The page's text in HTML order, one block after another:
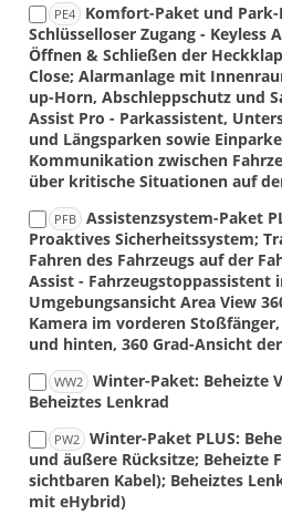
PE4
Komfort-Paket und Park-
Schlüsselloser Zugang - Keyless
Öffnen & Schließen der
Close; Alarmanlage mit
up-Horn, Abschleppschutz und
Assist Pro - Parkassistent,
und Längsparken sowie
Kommunikation zwischen
über kritische Situationen auf
PFB Assistenzsystem-Paket
Proaktives Sicherheitssystem;
Fahren des Fahrzeugs auf der
Assist - Fahrzeugstoppassistent
Umgebungsansicht Area View
Kamera im vorderen
und hinten, 360 Grad-Ansicht
WW2 Winter-Paket: Beheizte
Beheiztes Lenkrad
PW2 Winter-Paket PLUS:
und äußere Rücksitze; Beheizte
sichtbaren Kabel); Beheiztes
mit eHybrid)